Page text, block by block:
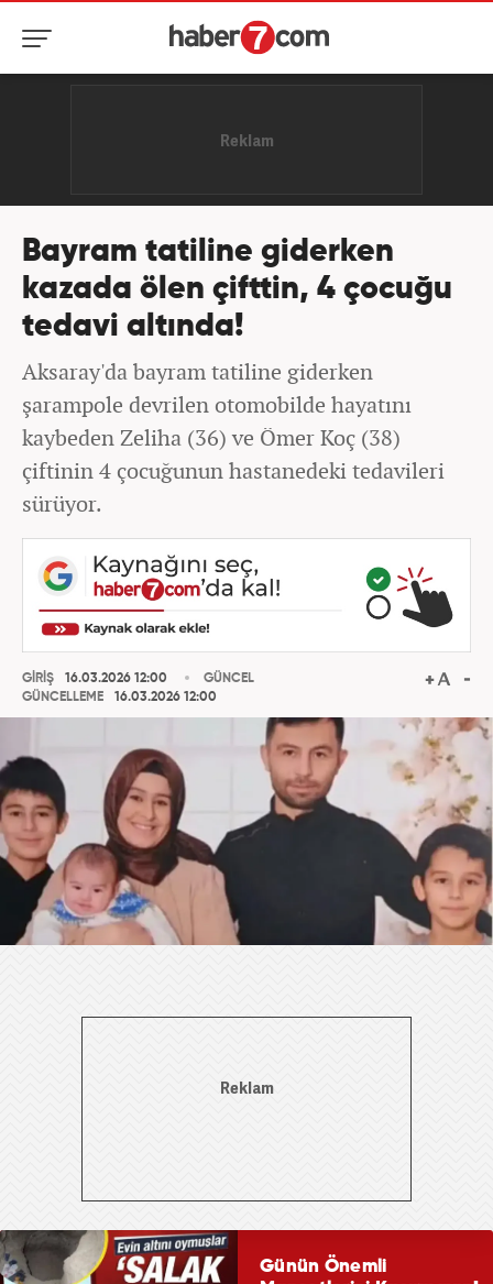
Bayram tatiline giderken
kazada ölen çifttin, 4 çocuğu
tedavi altında!
Aksaray'da bayram tatiline giderken
şarampole devrilen otomobilde hayatını
kaybeden Zeliha (36) ve Ömer Koç (38)
çiftinin 4 çocuğunun hastanedeki tedavileri
sürüyor.
GİRİŞ
16.03.2026 12:00
GÜNCELLEME
16.03.2026 12:00
GÜNCEL